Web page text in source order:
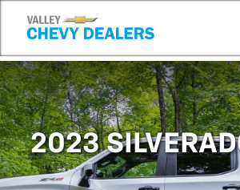
2023